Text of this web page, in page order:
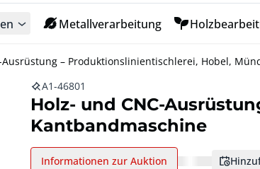
Metallverarbeitung
Ausrüstung – Produktionslinientischlerei, Hobel,
A1-46801
Holz- und CNC-
Kantbandmaschine
Informationen zur Auktion